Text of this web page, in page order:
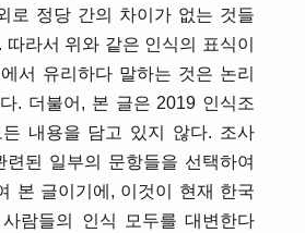
로 정당 간의 차이가 없는 것들
따라서 위와 같은 인식의 표식이
서 유리하다 말하는 것은 논리
. 더불어, 본 글은 2019 인식조
내용을 담고 있지 않다. 조사
된 일부의 문항들을 선택하여
본 글이기에, 이것이 현재 한국
람들의 인식 모두를 대변한다